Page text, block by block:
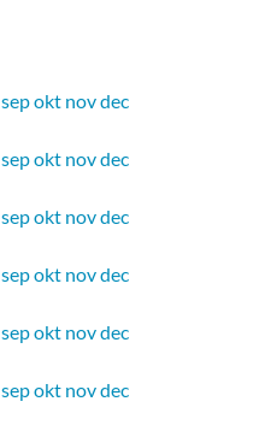
sepokt novdec
sepokt novdec
sepokt novdec
sepokt novdec
sepokt novdec
sepokt novdec